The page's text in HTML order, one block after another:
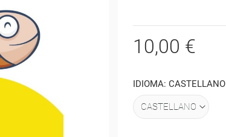
10,00 €
IDIOMA: CASTELLANO